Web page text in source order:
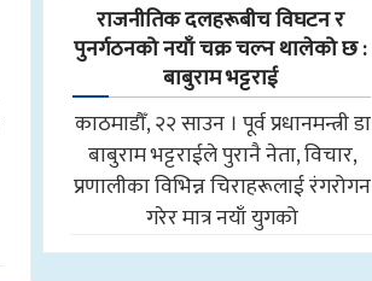
राजनीतिक दलहरूबीच विघटन र
पुनर्गठनको नयाँ चक्र चल्न थालेको छ :
बाबुराम भट्टराई
काठमाडौँ, २२ साउन । पूर्व प्रधानमन्त्री डा
बाबुराम भट्टराईले पुरानै नेता, विचार,
प्रणालीका विभिन्न चिराहरूलाई रंगरोगन
गरेर मात्र नयाँ युगको